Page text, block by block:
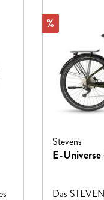
Rabatt
%
Stevens
E-Universe
Das